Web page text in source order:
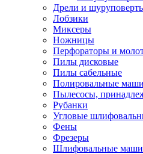
Дрели и
Лобзики
Миксеры
Ножницы
Перфораторы и
Пилы дисковые
Пилы сабельные
Полировальные
Пылесосы,
Рубанки
Угловые
Фены
Фрезеры
Шлифовальные